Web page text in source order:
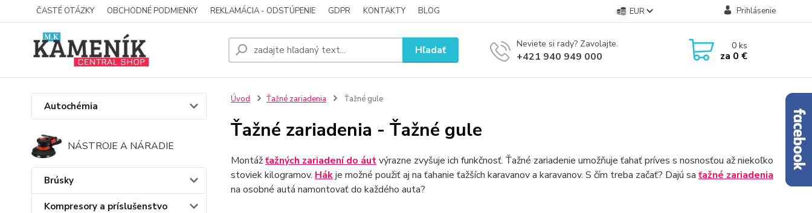
ČASTÉ OTÁZKY OBCHODNÉ PODMIENKY REKLAMÁCIA - ODSTÚPENIE GDPR KONTAKTY BLOG EUR Prihlásenie
Hľadať Neviete si rady? Zavolajte.
+421 940 949 000
0ks
za 0 €
Autochémia
NÁSTROJE A NÁRADIE
Brúsky
Kompresory a príslušenstvo
Úvod Ťažné zariadenia Ťažné gule
Ťažné zariadenia - Ťažné gule
Montážťažných zariadení do áutvýrazne zvyšuje ich funkčnosť. Ťažné zariadenie umožňuje ťahať príves s nosnosťou až niekoľko
stoviek kilogramov. Hákje možné použiť aj na ťahanie ťažších karavanov a karavanov. S čím treba začať? Dajú sa ťažné zariadenia
na osobné autá namontovať do každého auta?